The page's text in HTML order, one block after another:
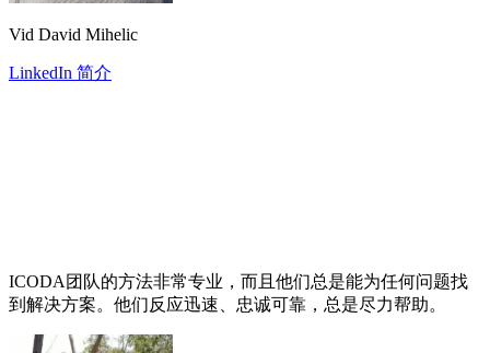
Vid David Mihelic
LinkedIn 简介
ICODA团队的方法非常专业，而且他们总是能为任何问题找
到解决方案。他们反应迅速、忠诚可靠，总是尽力帮助。